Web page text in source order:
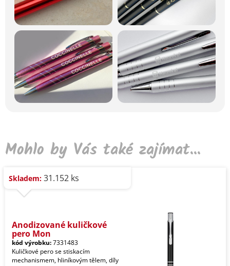
Mohlo by Vás také zajímat...
Skladem: 31.152 ks
Anodizované kuličkové
pero Mon
kód výrobku:7331483
Kuličkové pero se stiskacím
mechanismem, hliníkovým tělem, díly